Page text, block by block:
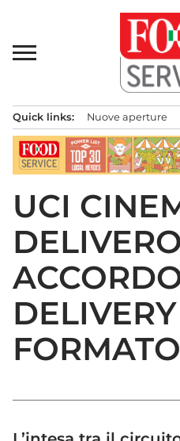
contenuto
principale
Quick links: Nuove aperture
UCI